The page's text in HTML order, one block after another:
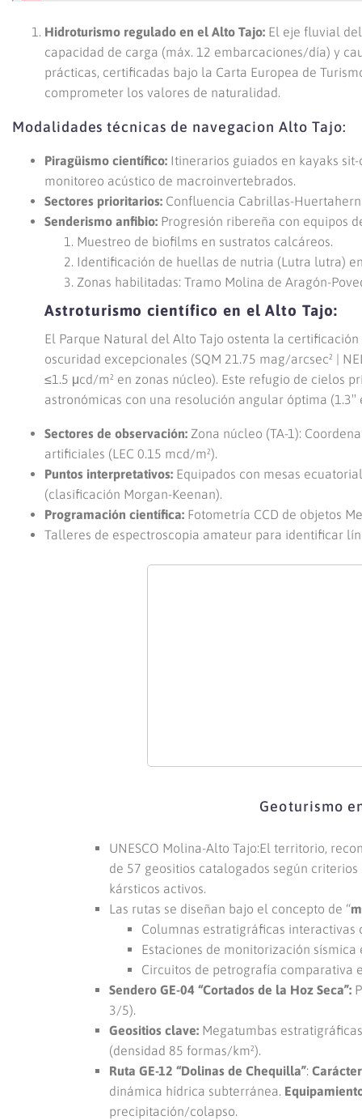
Hidroturismo regulado en el Alto Tajo: El eje fluvial
capacidad de carga (máx. 12 embarcaciones/día) y
prácticas, certificadas bajo la Carta Europea de
comprometer los valores de naturalidad.
Modalidades técnicas de navegacion Alto Tajo:
Piragüismo científico: Itinerarios guiados en kayaks
monitoreo acústico de macroinvertebrados.
Sectores prioritarios: Confluencia Cabrillas-
Senderismo anfibio: Progresión ribereña con equipos
Muestreo de biofilms en sustratos calcáreos.
Identificación de huellas de nutria (Lutra lutra)
Zonas habilitadas: Tramo Molina de Aragón-
Astroturismo científico en el Alto Tajo:
El Parque Natural del Alto Tajo ostenta la
oscuridad excepcionales (SQM 21.75 mag/arcsec² |
≤1.5 μcd/m² en zonas núcleo). Este refugio de cielos
astronómicas con una resolución angular óptima
Sectores de observación: Zona núcleo (TA-1):
artificiales (LEC 0.15 mcd/m²).
Puntos interpretativos: Equipados con mesas
(clasificación Morgan-Keenan).
Programación científica: Fotometría CCD de objetos
Talleres de espectroscopia amateur para identificar
Geoturismo
UNESCO Molina-Alto Tajo:El territorio,
de 57 geositios catalogados según
kársticos activos.
Las rutas se diseñan bajo el concepto de “
Columnas estratigráficas interactivas
Estaciones de monitorización
Circuitos de petrografía comparativa
Sendero GE-04 “Cortados de la Hoz Seca”:
3/5).
Geositios clave: Megatumbas
(densidad 85 formas/km²).
Ruta GE-12 “Dolinas de Chequilla”:
dinámica hídrica subterránea.
precipitación/colapso.